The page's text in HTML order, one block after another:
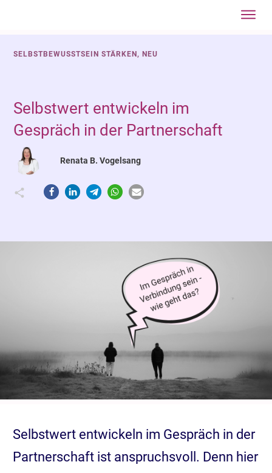
Jetzt
SELBSTBEWUSSTSEIN STÄRKEN, NEU
Selbstwert entwickeln im
Gespräch in der Partnerschaft
Renata B. Vogelsang
Selbstwert entwickeln im Gespräch in der
Partnerschaft ist anspruchsvoll. Denn hier